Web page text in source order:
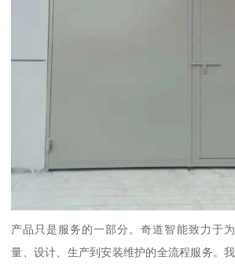
产品只是服务的一部分。奇道智能致力于
量、设计、生产到安装维护的全流程服务。